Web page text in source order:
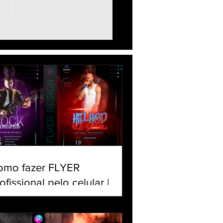
Edit Neon Glow
PicsArt - Como Fazer
Esportivo pelo celular
fazer FLYER
pelo celular |
banner para Evento |
Panfleto PicsArt